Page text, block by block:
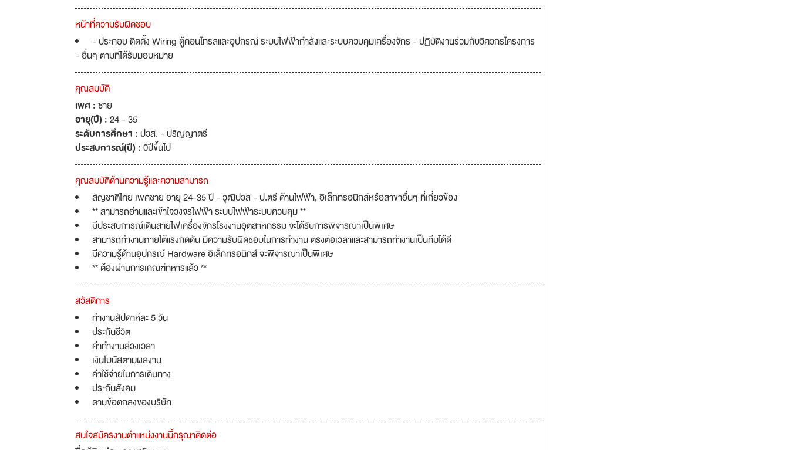
หน้าที่ความรับผิดชอบ
- ประกอบ ติดตั้ง Wiring ตู้คอนโทรลและอุปกรณ์ ระบบไฟฟ้ากำลังและระบบควบคุมเครื่องจักร - ปฏิบัติงานร่วมกับวิศวกรโครงการ
- อื่นๆ ตามที่ได้รับมอบหมาย
คุณสมบัติ
เพศ :ชาย
อายุ(ปี) :24 - 35
ระดับการศึกษา :ปวส. - ปริญญาตรี
ประสบการณ์(ปี) :0ปีขึ้นไป
คุณสมบัติด้านความรู้และความสามารถ
สัญชาติไทย เพศชาย อายุ 24-35 ปี - วุฒิปวส - ป.ตรี ด้านไฟฟ้า, อิเล็กทรอนิกส์หรือสาขาอื่นๆ ที่เกี่ยวข้อง
** สามารถอ่านและเข้าใจวงจรไฟฟ้า ระบบไฟฟ้าระบบควบคุม **
มีประสบการณ์เดินสายไฟเครื่องจักรโรงงานอุตสาหกรรม จะได้รับการพิจารณาเป็นพิเศษ
สามารถทำงานภายใต้แรงกดดัน มีความรับผิดชอบในการทำงาน ตรงต่อเวลาและสามารถทำงานเป็นทีมได้ดี
มีความรู้ด้านอุปกรณ์ Hardware อิเล็กทรอนิกส์ จะพิจารณาเป็นพิเศษ
** ต้องผ่านการเกณฑ์ทหารแล้ว **
สวัสดิการ
ทำงานสัปดาห์ละ 5 วัน
ประกันชีวิต
ค่าทำงานล่วงเวลา
เงินโบนัสตามผลงาน
ค่าใช้จ่ายในการเดินทาง
ประกันสังคม
ตามข้อตกลงของบริษัท
สนใจสมัครงานตำแหน่งงานนี้กรุณาติดต่อ